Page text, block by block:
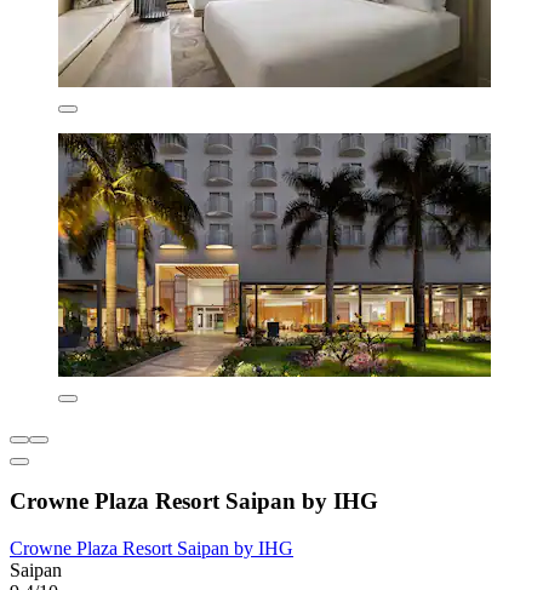
Crowne Plaza Resort Saipan by IHG
Crowne Plaza Resort Saipan by IHG
Saipan